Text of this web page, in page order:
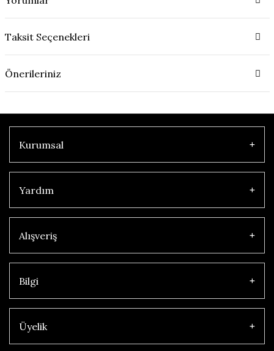
Taksit Seçenekleri
Önerileriniz
Kurumsal
Yardım
Alışveriş
Bilgi
Üyelik